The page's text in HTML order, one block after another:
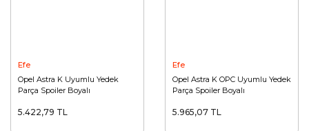
Efe
Opel Astra K Uyumlu Yedek
Parça Spoiler Boyalı
5.422,79 TL
Efe
Opel Astra K OPC Uyumlu Yedek
Parça Spoiler Boyalı
5.965,07 TL